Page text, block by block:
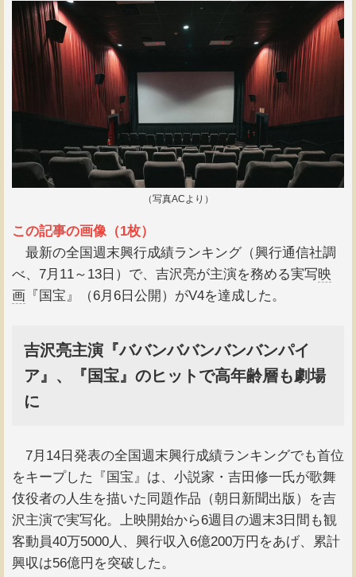
（写真ACより）
この記事の画像（1枚）
最新の全国週末興行成績ランキング（興行通信社調
べ、7月11～13日）で、吉沢亮が主演を務める実写映
画 『国宝』（6月6日公開）がV4を達成した。
吉沢亮主演『ババンババンバンバンパイ
ア』、『国宝』のヒットで高年齢層も劇場
に
7月14日発表の全国週末興行成績ランキングでも首位
をキープした『国宝』は、小説家・吉田修一氏が歌舞
伎役者の人生を描いた同題作品（朝日新聞出版）を吉
沢主演で実写化。上映開始から6週目の週末3日間も観
客動員40万5000人、興行収入6億200万円をあげ、累計
興収は56億円を突破した。